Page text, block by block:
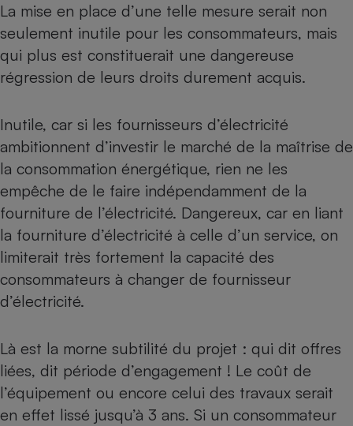
La mise en place d’une telle mesure serait non
seulement inutile pour les consommateurs, mais
qui plus est constituerait une dangereuse
régression de leurs droits durement acquis.
Inutile, car si les fournisseurs d’électricité
ambitionnent d’investir le marché de la maîtrise de
la consommation énergétique, rien ne les
empêche de le faire indépendamment de la
fourniture de l’électricité. Dangereux, car en liant
la fourniture d’électricité à celle d’un service, on
limiterait très fortement la capacité des
consommateurs à changer de fournisseur
d’électricité.
Là est la morne subtilité du projet : qui dit offres
liées, dit période d’engagement ! Le coût de
l’équipement ou encore celui des travaux serait
en effet lissé jusqu’à 3 ans. Si un consommateur
Ventilateur
Cafetière à expressos
Antivirus
Climatiseur -
Ventilateur